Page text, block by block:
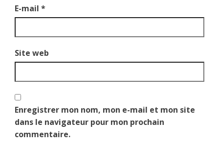
E-mail *
Site web
Enregistrer mon nom, mon e-mail et mon site
dans le navigateur pour mon prochain
commentaire.